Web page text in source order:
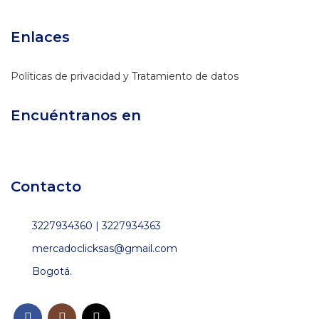
Enlaces
Políticas de privacidad y Tratamiento de datos
Encuéntranos en
Contacto
3227934360 | 3227934363
mercadoclicksas@gmail.com
Bogotá.